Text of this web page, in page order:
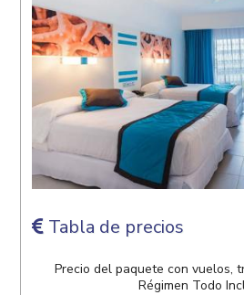
Tabla de precios
Precio del paquete con vuelos,
Régimen Todo